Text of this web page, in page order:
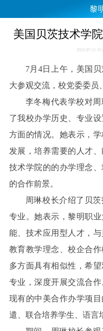
黎
美国贝茨技术学
2023-07-11
7月4日上午，美国
大参观交流，校党委委员
李冬梅代表学校对
了我校办学历史、专业
方面的情况。她表示，
发展，培养需要的人才
技术学院的的办学理念
的合作前景。
周琳校长介绍了贝
专业。她表示，黎明职
能、技术应用型人才，
教育教学理念、校企合
多方面具有相似性，希
专业，深度开展交流合
现有的中美合作办学项
遣、联合培养学生、语言